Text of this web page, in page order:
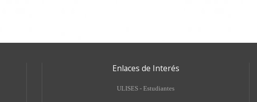
Enlaces de Interés
ULISES - Estudiantes